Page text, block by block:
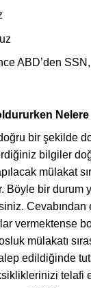
ABD’den
bir şekilde
bilgiler
mülakat
Böyle bir durum
Cevabından
vermektense
mülakatı
edildiğinde
telafi